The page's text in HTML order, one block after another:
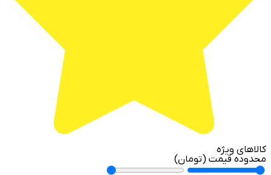
کالاهای ویژه
محدوده قیمت (تومان)